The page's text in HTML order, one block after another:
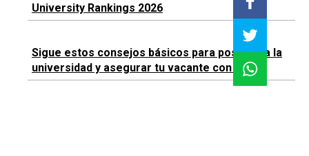
University Rankings 2026
Sigue estos consejos básicos para postular a la
universidad y asegurar tu vacante con éxito